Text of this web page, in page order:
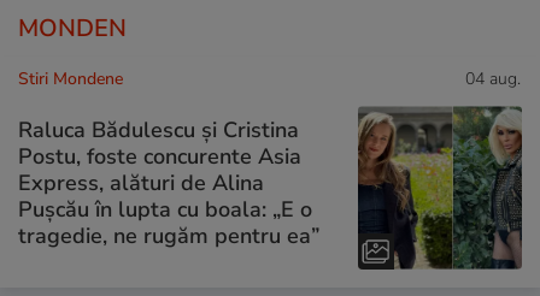
MONDEN
Stiri Mondene 04 aug.
Raluca Bădulescu și Cristina
Postu, foste concurente Asia
Express, alături de Alina
Pușcău în lupta cu boala: „E o
tragedie, ne rugăm pentru ea”